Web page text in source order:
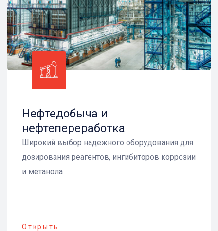
Нефтедобыча и
нефтепереработка
Широкий выбор надежного оборудования для
дозирования реагентов, ингибиторов коррозии
и метанола
Открыть